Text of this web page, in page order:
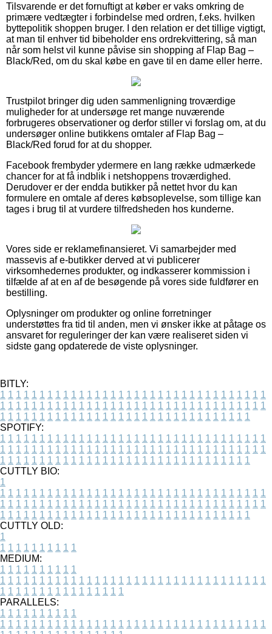
Tilsvarende er det fornuftigt at køber er vaks omkring de
primære vedtægter i forbindelse med ordren, f.eks. hvilken
byttepolitik shoppen bruger. I den relation er det tillige vigtigt,
at man til enhver tid bibeholder ens ordrekvittering, så man
når som helst vil kunne påvise sin shopping af Flap Bag –
Black/Red, om du skal købe en gave til en dame eller herre.
Trustpilot bringer dig uden sammenligning troværdige
muligheder for at undersøge ret mange nuværende
forbrugeres observationer og derfor stiller vi forslag om, at du
undersøger online butikkens omtaler af Flap Bag –
Black/Red forud for at du shopper.
Facebook frembyder ydermere en lang række udmærkede
chancer for at få indblik i netshoppens troværdighed.
Derudover er der endda butikker på nettet hvor du kan
formulere en omtale af deres købsoplevelse, som tillige kan
tages i brug til at vurdere tilfredsheden hos kunderne.
Vores side er reklamefinansieret. Vi samarbejder med
massevis af e-butikker derved at vi publicerer
virksomhedernes produkter, og indkasserer kommission i
tilfælde af at en af de besøgende på vores side fuldfører en
bestilling.
Oplysninger om produkter og online forretninger
understøttes fra tid til anden, men vi ønsker ikke at påtage os
ansvaret for reguleringer der kan være realiseret siden vi
sidste gang opdaterede de viste oplysninger.
BITLY:
1 1 1 1 1 1 1 1 1 1 1 1 1 1 1 1 1 1 1 1 1 1 1 1 1 1 1 1 1 1 1 1 1 1
1 1 1 1 1 1 1 1 1 1 1 1 1 1 1 1 1 1 1 1 1 1 1 1 1 1 1 1 1 1 1 1 1 1
1 1 1 1 1 1 1 1 1 1 1 1 1 1 1 1 1 1 1 1 1 1 1 1 1 1 1 1 1 1 1 1
SPOTIFY:
1 1 1 1 1 1 1 1 1 1 1 1 1 1 1 1 1 1 1 1 1 1 1 1 1 1 1 1 1 1 1 1 1 1
1 1 1 1 1 1 1 1 1 1 1 1 1 1 1 1 1 1 1 1 1 1 1 1 1 1 1 1 1 1 1 1 1 1
1 1 1 1 1 1 1 1 1 1 1 1 1 1 1 1 1 1 1 1 1 1 1 1 1 1 1 1 1 1 1 1
CUTTLY BIO:
1
1 1 1 1 1 1 1 1 1 1 1 1 1 1 1 1 1 1 1 1 1 1 1 1 1 1 1 1 1 1 1 1 1 1
1 1 1 1 1 1 1 1 1 1 1 1 1 1 1 1 1 1 1 1 1 1 1 1 1 1 1 1 1 1 1 1 1 1
1 1 1 1 1 1 1 1 1 1 1 1 1 1 1 1 1 1 1 1 1 1 1 1 1 1 1 1 1 1 1 1
CUTTLY OLD:
1
1 1 1 1 1 1 1 1 1 1
MEDIUM:
1 1 1 1 1 1 1 1 1 1
1 1 1 1 1 1 1 1 1 1 1 1 1 1 1 1 1 1 1 1 1 1 1 1 1 1 1 1 1 1 1 1 1 1
1 1 1 1 1 1 1 1 1 1 1 1 1 1 1 1
PARALLELS:
1 1 1 1 1 1 1 1 1 1
1 1 1 1 1 1 1 1 1 1 1 1 1 1 1 1 1 1 1 1 1 1 1 1 1 1 1 1 1 1 1 1 1 1